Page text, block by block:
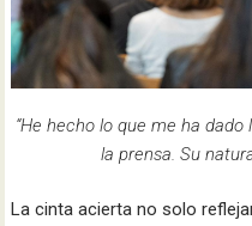
“He hecho lo que me ha
la prensa. Su
La cinta acierta no solo